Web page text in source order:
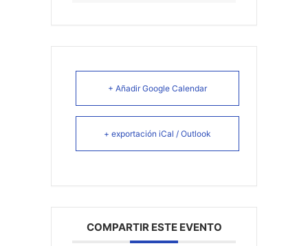
+ Añadir Google Calendar
+ exportación iCal / Outlook
COMPARTIR ESTE EVENTO